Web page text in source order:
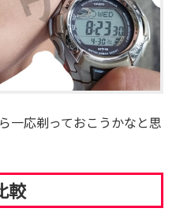
一応剃っておこうかなと思
較